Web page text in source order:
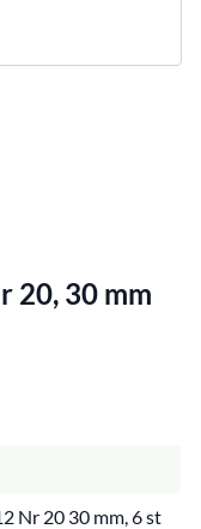
20, 30 mm
Nr 20 30 mm, 6 st